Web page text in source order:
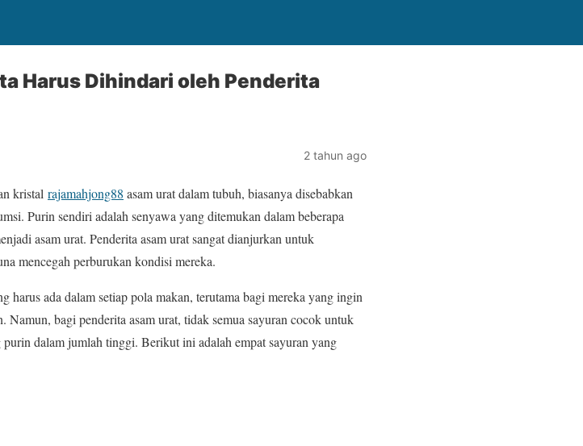
Harus Dihindari oleh Penderita
2 tahun ago
kristal rajamahjong88 asam urat dalam tubuh, biasanya disebabkan
Purin sendiri adalah senyawa yang ditemukan dalam beberapa
asam urat. Penderita asam urat sangat dianjurkan untuk
mencegah perburukan kondisi mereka.
harus ada dalam setiap pola makan, terutama bagi mereka yang ingin
Namun, bagi penderita asam urat, tidak semua sayuran cocok untuk
dalam jumlah tinggi. Berikut ini adalah empat sayuran yang